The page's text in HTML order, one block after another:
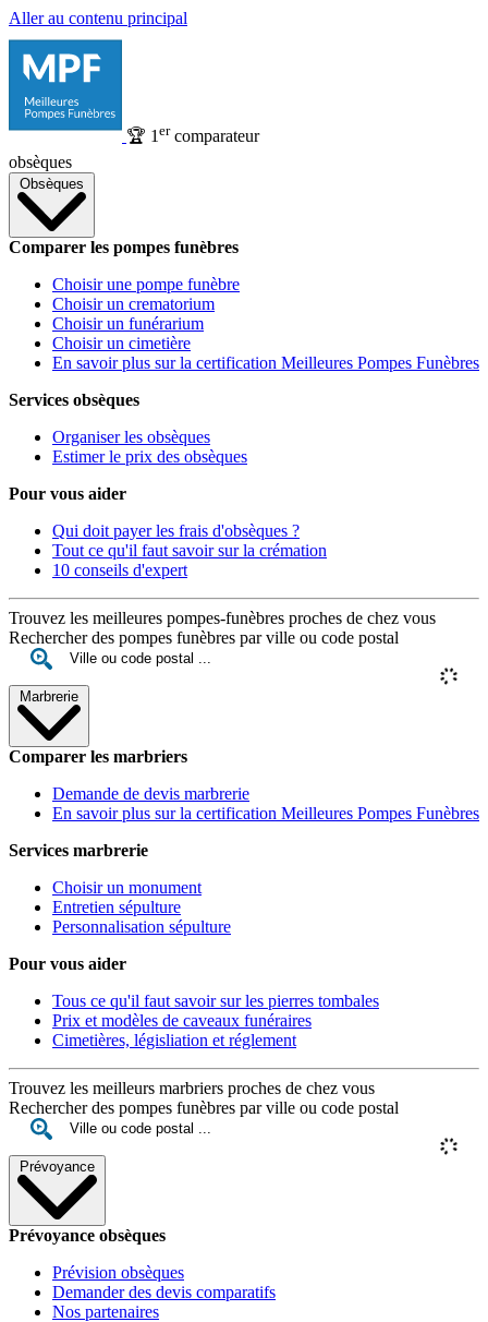
Aller au contenu principal
🏆 1 ercomparateur
obsèques
Obsèques
Comparer les pompes funèbres
Choisir une pompe funèbre
Choisir un crematorium
Choisir un funérarium
Choisir un cimetière
En savoir plus sur la certification Meilleures Pompes Funèbres
Services obsèques
Organiser les obsèques
Estimer le prix des obsèques
Pour vous aider
Qui doit payer les frais d'obsèques ?
Tout ce qu'il faut savoir sur la crémation
10 conseils d'expert
Trouvez les meilleures pompes-funèbres proches de chez vous
Rechercher des pompes funèbres par ville ou code postal
Marbrerie
Comparer les marbriers
Demande de devis marbrerie
En savoir plus sur la certification Meilleures Pompes Funèbres
Services marbrerie
Choisir un monument
Entretien sépulture
Personnalisation sépulture
Pour vous aider
Tous ce qu'il faut savoir sur les pierres tombales
Prix et modèles de caveaux funéraires
Cimetières, législiation et réglement
Trouvez les meilleurs marbriers proches de chez vous
Rechercher des pompes funèbres par ville ou code postal
Prévoyance
Prévoyance obsèques
Prévision obsèques
Demander des devis comparatifs
Nos partenaires